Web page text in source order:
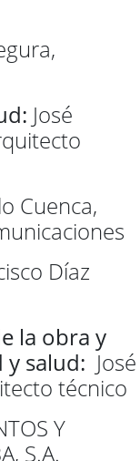
José
Cuenca,
Díaz
la obra y
y salud: José
técnico
Y
S.A.